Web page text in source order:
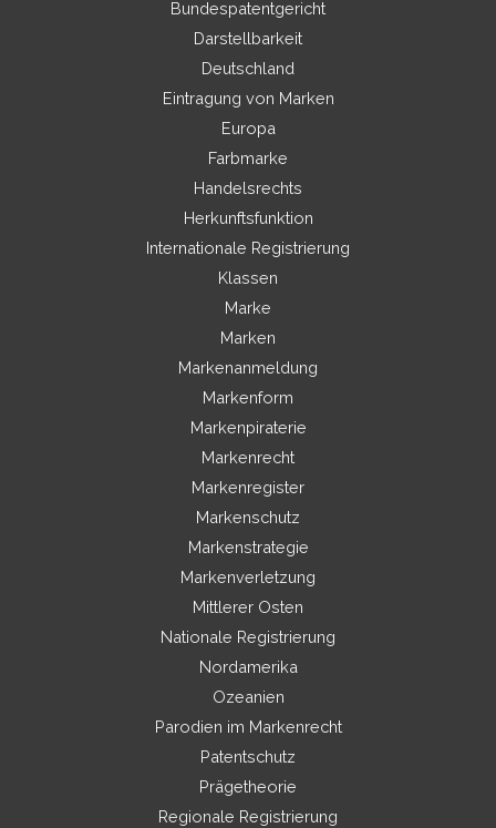
Bundespatentgericht
Darstellbarkeit
Deutschland
Eintragung von Marken
Europa
Farbmarke
Handelsrechts
Herkunftsfunktion
Internationale Registrierung
Klassen
Marke
Marken
Markenanmeldung
Markenform
Markenpiraterie
Markenrecht
Markenregister
Markenschutz
Markenstrategie
Markenverletzung
Mittlerer Osten
Nationale Registrierung
Nordamerika
Ozeanien
Parodien im Markenrecht
Patentschutz
Prägetheorie
Regionale Registrierung